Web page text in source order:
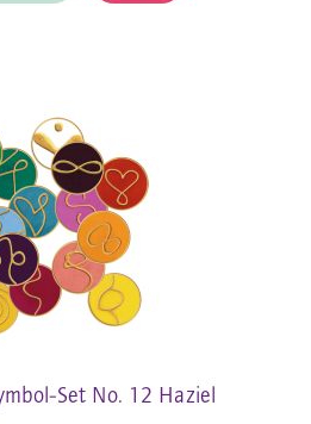
Set No. 12 Haziel